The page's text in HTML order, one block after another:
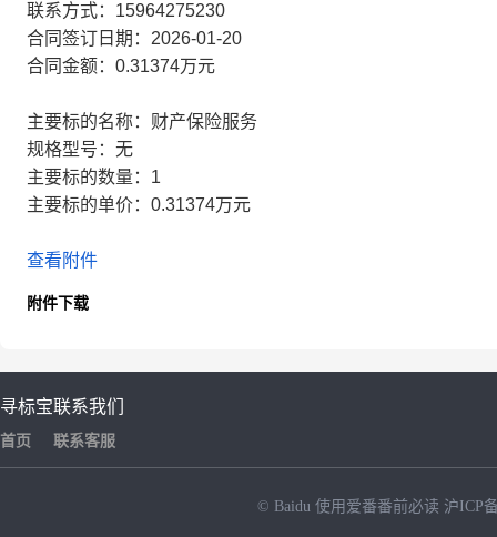
联系方式：15964275230
合同签订日期：2026-01-20
合同金额：0.31374万元
主要标的名称：财产保险服务
规格型号：无
主要标的数量：1
主要标的单价：0.31374万元
查看附件
附件下载
寻标宝
首页
联系我们
联系客服
© Baidu 使用爱番番前必读 沪ICP